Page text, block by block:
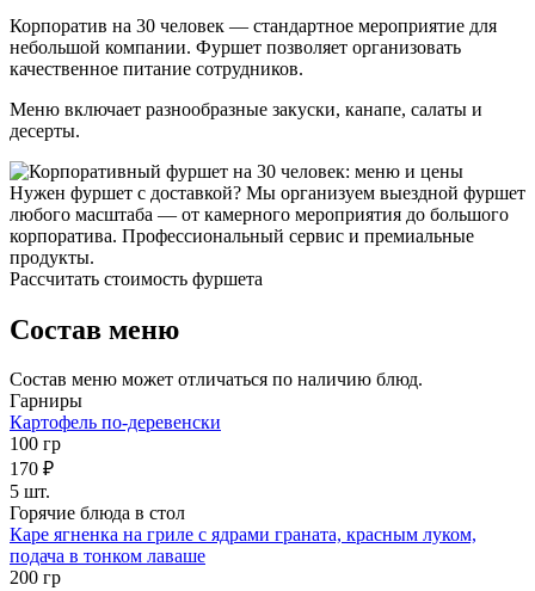
Корпоратив на 30 человек — стандартное мероприятие для
небольшой компании. Фуршет позволяет организовать
качественное питание сотрудников.
Меню включает разнообразные закуски, канапе, салаты и
десерты.
Нужен фуршет с доставкой? Мы организуем выездной фуршет
любого масштаба — от камерного мероприятия до большого
корпоратива. Профессиональный сервис и премиальные
продукты.
Рассчитать стоимость фуршета
Состав меню
Состав меню может отличаться по наличию блюд.
Гарниры
Картофель по-деревенски
100 гр
170 ₽
5 шт.
Горячие блюда в стол
Каре ягненка на гриле с ядрами граната, красным луком,
подача в тонком лаваше
200 гр